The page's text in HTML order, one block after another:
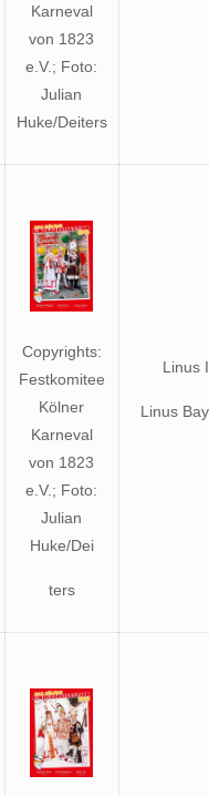
Karneval
von 1823
e.V.; Foto:
Julian
Huke/Deiters
Copyrights:
Festkomitee
Kölner
Karneval
von 1823
e.V.; Foto:
Julian
Huke/Dei
ters
Linus
Linus